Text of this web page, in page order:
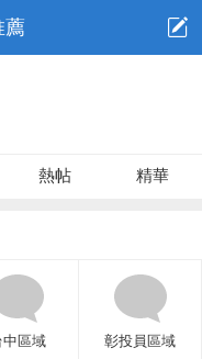
薦
熱帖 精華
中區域 彰投員區域